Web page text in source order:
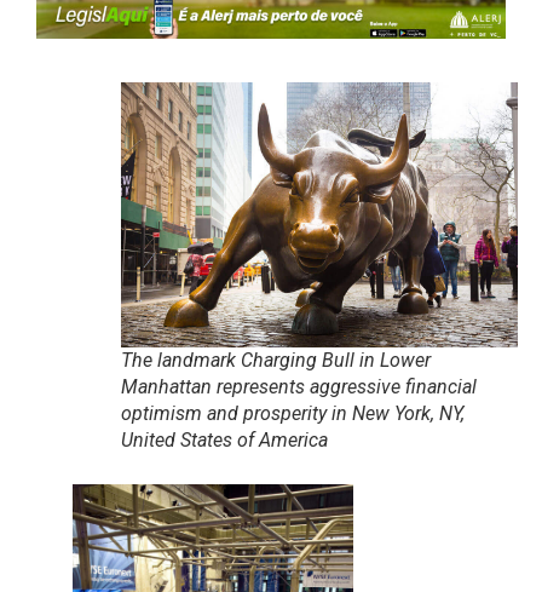
The landmark Charging Bull in Lower
Manhattan represents aggressive financial
optimism and prosperity in New York, NY,
United States of America